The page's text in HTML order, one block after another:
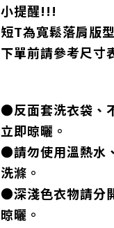
小提醒!!!
短T為寬鬆落肩版型
下單前請參考尺寸
●反面套洗衣袋、
立即晾曬。
●請勿使用溫熱水
洗滌。
●深淺色衣物請分
晾曬。